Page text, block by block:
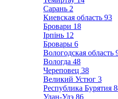
Сарань 2
Киевская область 93
Бровари 18
Ірпінь 12
Бровары 6
Вологодская область
Вологда 48
Череповец 38
Великий Устюг 3
Республика Бурятия
Улан-Удэ 86